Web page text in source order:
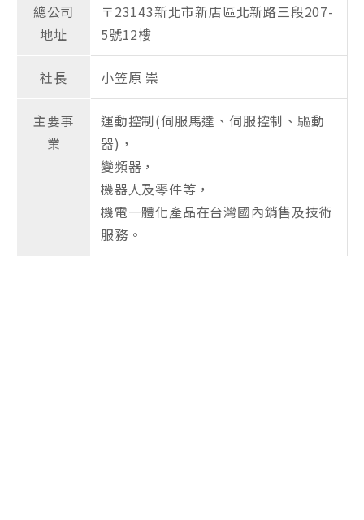
總公司
地址
〒23143新北市新店區北新路三段207-
5號12樓
社長 小笠原 崇
主要事
業
運動控制(伺服馬達、伺服控制、驅動
器)，
變頻器，
機器人及零件等，
機電一體化產品在台灣國內銷售及技術
服務。